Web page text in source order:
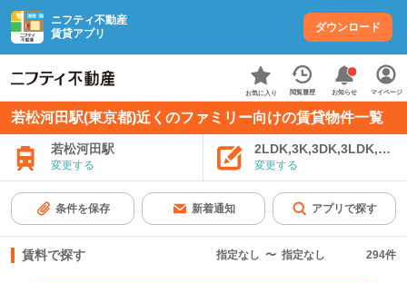
ニフティ不動産
賃貸アプリ
ダウンロード
お気に入り 閲覧履歴 お知らせ マイページ
若松河田駅(東京都)近くのファミリー向けの賃貸物件一覧
若松河田駅
変更する 変更する
条件を保存 新着通知 アプリで探す
賃料で探す 指定なし 〜 指定なし 294件